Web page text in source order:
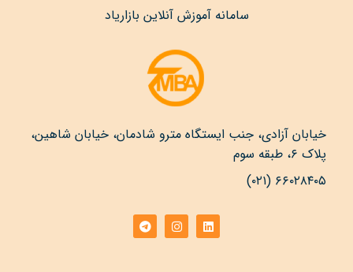
سامانه آموزش آنلاین بازاریاد
خیابان آزادی، جنب ایستگاه مترو شادمان، خیابان شاهین،
پلاک ۶، طبقه سوم
۶۶۰۲۸۴۰۵ (۰۲۱)